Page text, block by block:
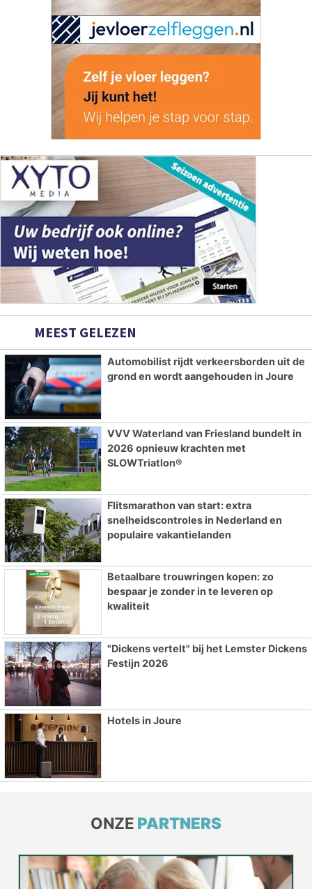
MEEST GELEZEN
Automobilist rijdt verkeersborden uit de
grond en wordt aangehouden in Joure
VVV Waterland van Friesland bundelt in
2026 opnieuw krachten met
SLOWTriatlon®
Flitsmarathon van start: extra
snelheidscontroles in Nederland en
populaire vakantielanden
Betaalbare trouwringen kopen: zo
bespaar je zonder in te leveren op
kwaliteit
"Dickens vertelt" bij het Lemster Dickens
Festijn 2026
Hotels in Joure
ONZE PARTNERS